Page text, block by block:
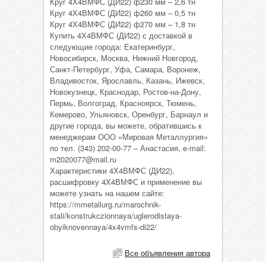
Круг 4Х4ВМФС (ДИ22) ф260 мм – 0,5 тн
Круг 4Х4ВМФС (ДИ22) ф270 мм – 1,8 тн
Купить 4Х4ВМФС (ДИ22) с доставкой в
следующие города: Екатеринбург,
Новосибирск, Москва, Нижний Новгород,
Санкт-Петербург, Уфа, Самара, Воронеж,
Владивосток, Ярославль, Казань, Ижевск,
Новокузнецк, Краснодар, Ростов-на-Дону,
Пермь, Волгоград, Красноярск, Тюмень,
Кемерово, Ульяновск, Оренбург, Барнаул и
другие города, вы можете, обратившись к
менеджерам ООО «Мировая Металлургия»
по тел. (343) 202-00-77 – Анастасия, e-mail:
m2020077@mail.ru
Характеристики 4Х4ВМФС (ДИ22),
расшифровку 4Х4ВМФС и применение вы
можете узнать на нашем сайте:
https://mmetallurg.ru/marochnik-
stali/konstrukczionnaya/uglerodistaya-
obyiknovennaya/4x4vmfs-di22/
Все объявления автора